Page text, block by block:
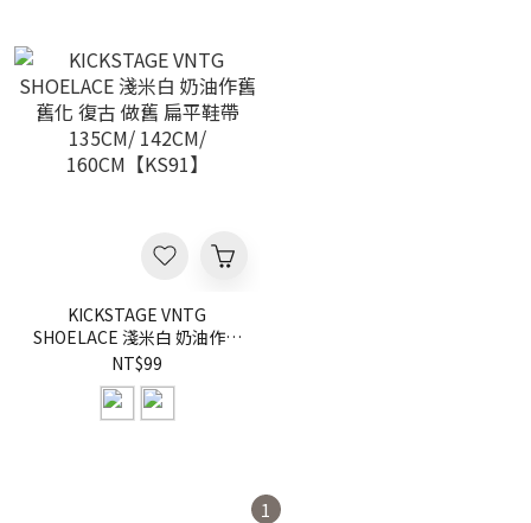
KICKSTAGE VNTG
SHOELACE 淺米白 奶油作舊
舊化 復古 做舊 扁平鞋帶
135CM/ 142CM/
160CM【KS91】
NT$99
1